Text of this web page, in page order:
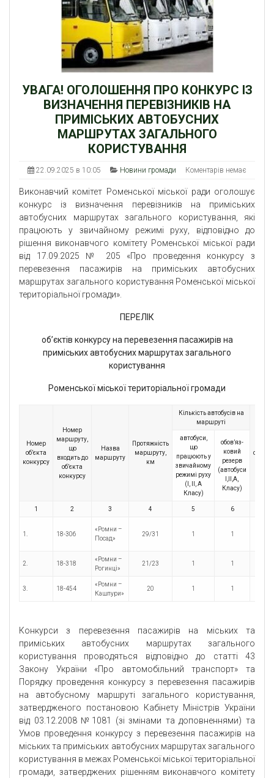
УВАГА! ОГОЛОШЕННЯ ПРО КОНКУРС ІЗ
ВИЗНАЧЕННЯ ПЕРЕВІЗНИКІВ НА
ПРИМІСЬКИХ АВТОБУСНИХ
МАРШРУТАХ ЗАГАЛЬНОГО
КОРИСТУВАННЯ
22.09.2025 в 10:05 Новини громади Коментарів немає
Виконавчий комітет Роменської міської ради оголошує
конкурс із визначення перевізників на приміських
автобусних маршрутах загального користування, які
працюють у звичайному режимі руху, відповідно до
рішення виконавчого комітету Роменської міської ради
від 17.09.2025 № 205 «Про проведення конкурсу з
перевезення пасажирів на приміських автобусних
маршрутах загального користування Роменської міської
територіальної громади».
ПЕРЕЛІК
об’єктів конкурсу на перевезення пасажирів на
приміських автобусних маршрутахзагального
користування
Роменської міської територіальної громади
Номер
об’єкта
конкурсу
Номер
маршруту,
що
входить до
об’єкта
конкурсу
Назва
маршруту
Протяжність
маршруту,
км
Кількість автобусів на
маршруті
автобуси,
що
працюють у
звичайному
режимі руху
(І, ІІ, А
Класу)
обов’яз-
ковий
резерв
(автобуси
І,ІІ,А,
Класу)
1 2 3 4 5 6
1. 18-306
«Ромни –
Посад»
29/31 1 1
2. 18-318
«Ромни –
Рогинці»
21/23 1 1
3. 18-454
«Ромни –
Кашпури»
20 1 1
Конкурси з перевезення пасажирів на міських та
приміських автобусних маршрутах загального
користування проводяться відповідно до статті 43
Закону України «Про автомобільний транспорт» та
Порядку проведення конкурсу з перевезення пасажирів
на автобусному маршруті загального користування,
затвердженого постановою Кабінету Міністрів України
від 03.12.2008 №1081 (зі змінами та доповненнями) та
Умов проведення конкурсу з перевезення пасажирів на
міських та приміських автобусних маршрутах загального
користування в межах Роменської міської територіальної
громади, затверджених рішенням виконавчого комітету